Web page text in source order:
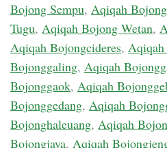
Bojong Sempu, Aqiqah
Tugu, Aqiqah Bojong Wetan,
Aqiqah Bojongcideres, Aqiqah
Bojonggaling, Aqiqah
Bojonggaok, Aqiqah
Bojonggedang, Aqiqah
Bojonghaleuang, Aqiqah
Bojongjaya, Aqiqah